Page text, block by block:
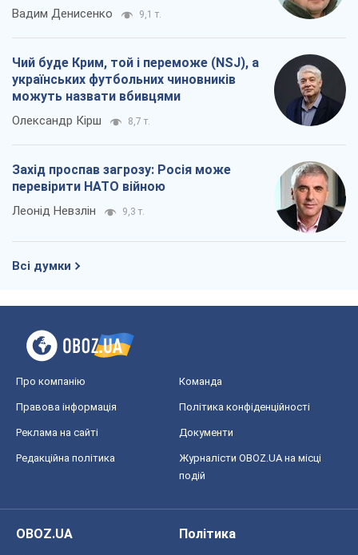
Вадим Денисенко 9,1 т.
Чий буде Крим, той і переможе (NSJ), а
українських футбольних чиновників
можуть назвати вбивцями
Олександр Кірш 8,7 т.
Захід проспав загрозу: Росія може
перевірити НАТО війною
Леонід Невзлін 9,3 т.
Всі думки
Про компанію Команда
Правова інформація Політика конфіденційності
Реклама на сайті Документи
Редакційна політика
Журналісти OBOZ.UA на місці
подій
OBOZ.UA
Політика